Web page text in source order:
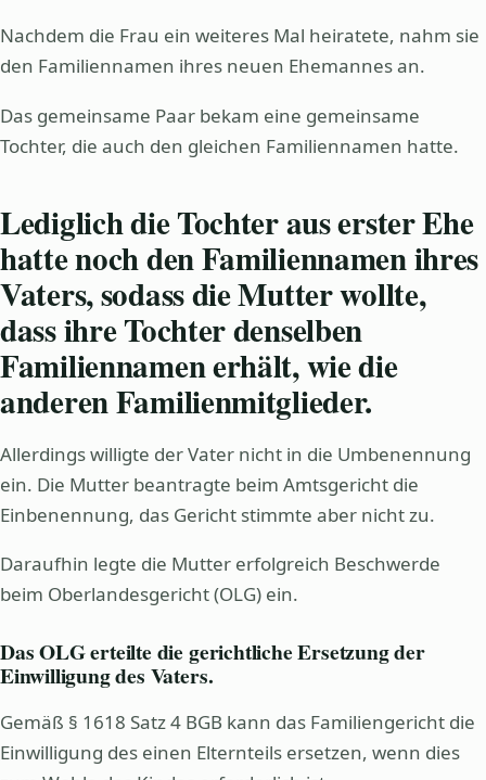
Nachdem die Frau ein weiteres Mal heiratete, nahm sie
den Familiennamen ihres neuen Ehemannes an.
Das gemeinsame Paar bekam eine gemeinsame
Tochter, die auch den gleichen Familiennamen hatte.
Lediglich die Tochter aus erster Ehe
hatte noch den Familiennamen ihres
Vaters, sodass die Mutter wollte,
dass ihre Tochter denselben
Familiennamen erhält, wie die
anderen Familienmitglieder.
Allerdings willigte der Vater nicht in die Umbenennung
ein. Die Mutter beantragte beim Amtsgericht die
Einbenennung, das Gericht stimmte aber nicht zu.
Daraufhin legte die Mutter erfolgreich Beschwerde
beim Oberlandesgericht (OLG) ein.
Das OLG erteilte die gerichtliche Ersetzung der
Einwilligung des Vaters.
Gemäß § 1618 Satz 4 BGB kann das Familiengericht die
Einwilligung des einen Elternteils ersetzen, wenn dies